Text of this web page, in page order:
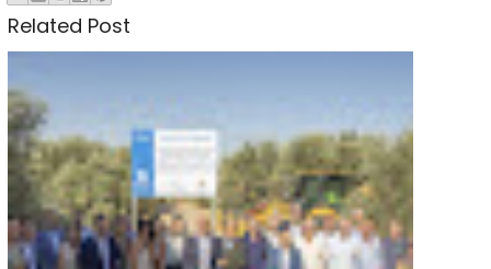
Related Post